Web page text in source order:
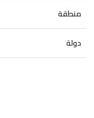
منطقة
دولة